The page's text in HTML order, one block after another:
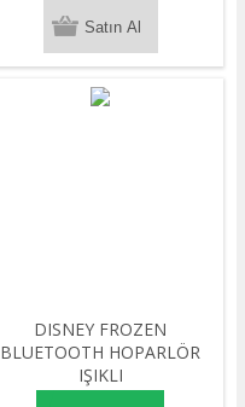
DISNEY FROZEN
BLUETOOTH HOPARLÖR
IŞIKLI